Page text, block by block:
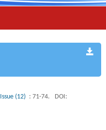
Issue (12) : 71-74.
DOI: